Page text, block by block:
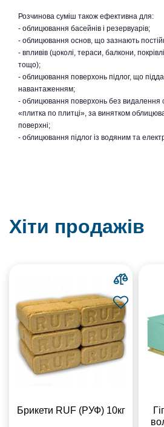
Розчинова суміш також ефективна для:
- облицювання басейнів і резервуарів;
- облицювання основ, що зазнають
- впливів (цоколі, тераси, балкони,
тощо);
- облицювання поверхонь підлог, що
навантаженням;
- облицювання поверхонь без видалення
«плитка по плитці», за винятком
поверхні;
- облицювання підлог із водяним та
Хіти продажів
Брикети RUF (РУФ) 10кг